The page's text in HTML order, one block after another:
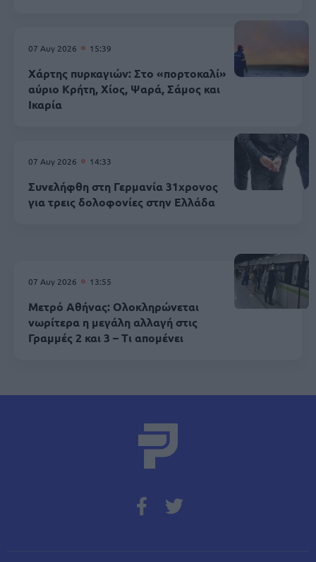
07 Αυγ 2026 15:39
Χάρτης πυρκαγιών: Στο «πορτοκαλί»
αύριο Κρήτη, Χίος, Ψαρά, Σάμος και
Ικαρία
07 Αυγ 2026 14:33
Συνελήφθη στη Γερμανία 31χρονος
για τρεις δολοφονίες στην Ελλάδα
07 Αυγ 2026 13:55
Μετρό Αθήνας: Ολοκληρώνεται
νωρίτερα η μεγάλη αλλαγή στις
Γραμμές 2 και 3 – Τι απομένει